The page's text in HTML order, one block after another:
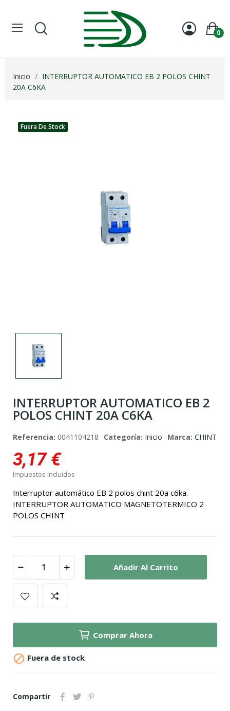
0
Inicio
INTERRUPTOR AUTOMATICO EB 2 POLOS CHINT
20A C6KA
Fuera De Stock
INTERRUPTOR AUTOMATICO EB 2
POLOS CHINT 20A C6KA
Referencia: 0041104218 Categoría: Inicio Marca: CHINT
3,17 €
Impuestos incluidos
Interruptor automático EB 2 polos chint 20a c6ka.
INTERRUPTOR AUTOMATICO MAGNETOTERMICO 2
POLOS CHINT
Añadir Al Carrito
Comprar Ahora
 Fuera de stock
Compartir